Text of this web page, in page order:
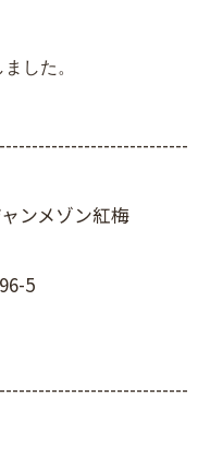
した。
ンメゾン紅梅
5